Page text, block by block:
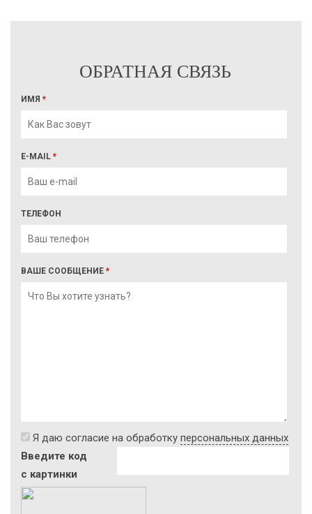
ОБРАТНАЯ СВЯЗЬ
ИМЯ *
E-MAIL *
ТЕЛЕФОН
ВАШЕ СООБЩЕНИЕ *
Я даю согласие на обработку персональных данных
Введите код
с картинки